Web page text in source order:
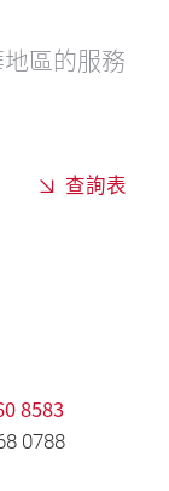
區的服務
查詢表
8583
0788